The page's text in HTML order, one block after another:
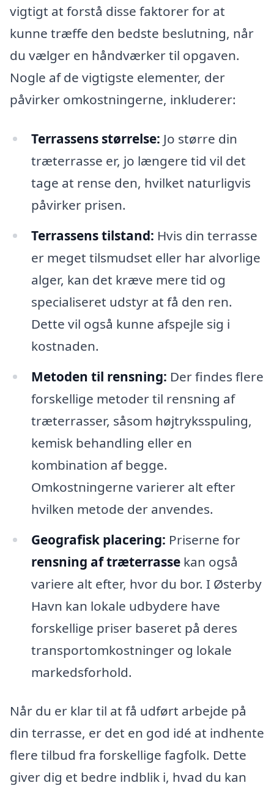
vigtigt at forstå disse faktorer for at
kunne træffe den bedste beslutning, når
du vælger en håndværker til opgaven.
Nogle af de vigtigste elementer, der
påvirker omkostningerne, inkluderer:
Terrassens størrelse: Jo større din
træterrasse er, jo længere tid vil det
tage at rense den, hvilket naturligvis
påvirker prisen.
Terrassens tilstand: Hvis din terrasse
er meget tilsmudset eller har alvorlige
alger, kan det kræve mere tid og
specialiseret udstyr at få den ren.
Dette vil også kunne afspejle sig i
kostnaden.
Metoden til rensning: Der findes flere
forskellige metoder til rensning af
træterrasser, såsom højtryksspuling,
kemisk behandling eller en
kombination af begge.
Omkostningerne varierer alt efter
hvilken metode der anvendes.
Geografisk placering: Priserne for
rensning af træterrassekan også
variere alt efter, hvor du bor. I Østerby
Havn kan lokale udbydere have
forskellige priser baseret på deres
transportomkostninger og lokale
markedsforhold.
Når du er klar til at få udført arbejde på
din terrasse, er det en god idé at indhente
flere tilbud fra forskellige fagfolk. Dette
giver dig et bedre indblik i, hvad du kan